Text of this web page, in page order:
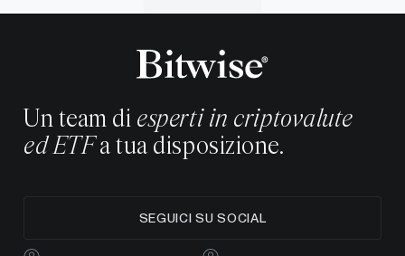
Un team di esperti in criptovalute
ed ETFa tua disposizione.
SEGUICI SU SOCIAL